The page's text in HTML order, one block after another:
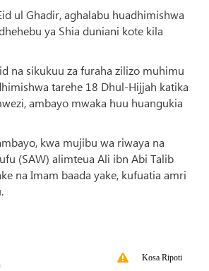
ul Ghadir, aghalabu huadhimishwa
ya Shia duniani kote kila
na sikukuu za furaha zilizo muhimu
tarehe 18 Dhul-Hijjah katika
ambayo mwaka huu huangukia
kwa mujibu wa riwaya na
(SAW) alimteua Ali ibn Abi Talib
na Imam baada yake, kufuatia amri
Kosa Ripoti